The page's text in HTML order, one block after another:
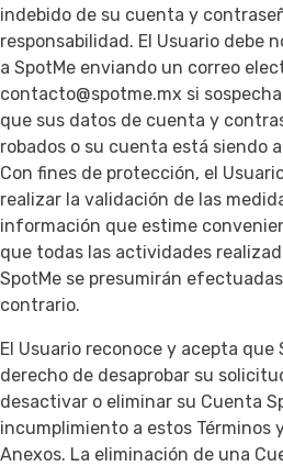
indebido de su cuenta y
responsabilidad. El Usuario debe
a SpotMe enviando un correo
contacto@spotme.mx si
que sus datos de cuenta y
robados o su cuenta está siendo
Con fines de protección, el
realizar la validación de las
información que estime
que todas las actividades
SpotMe se presumirán
contrario.
El Usuario reconoce y acepta que
derecho de desaprobar su
desactivar o eliminar su Cuenta
incumplimiento a estos Términos
Anexos. La eliminación de una